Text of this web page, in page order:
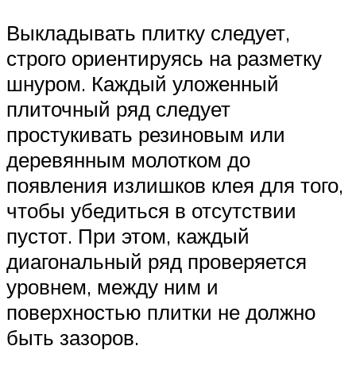
Выкладывать плитку следует,
строго ориентируясь на разметку
шнуром. Каждый уложенный
плиточный ряд следует
простукивать резиновым или
деревянным молотком до
появления излишков клея для того,
чтобы убедиться в отсутствии
пустот. При этом, каждый
диагональный ряд проверяется
уровнем, между ним и
поверхностью плитки не должно
быть зазоров.